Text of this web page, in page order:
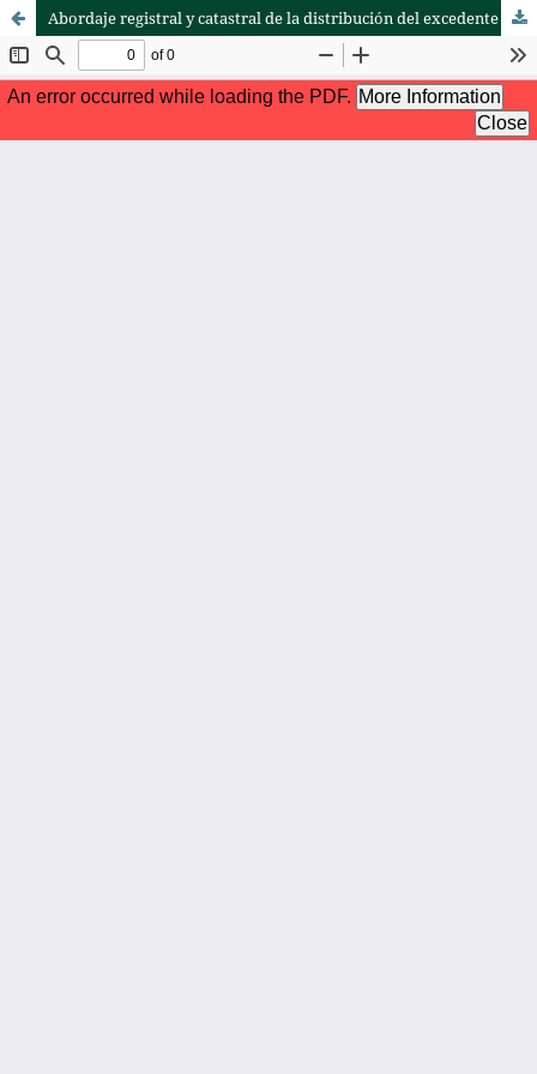
Abordaje registral y catastral de la distribución del excedente de la tierra para la reactivación del agro en El Salvador